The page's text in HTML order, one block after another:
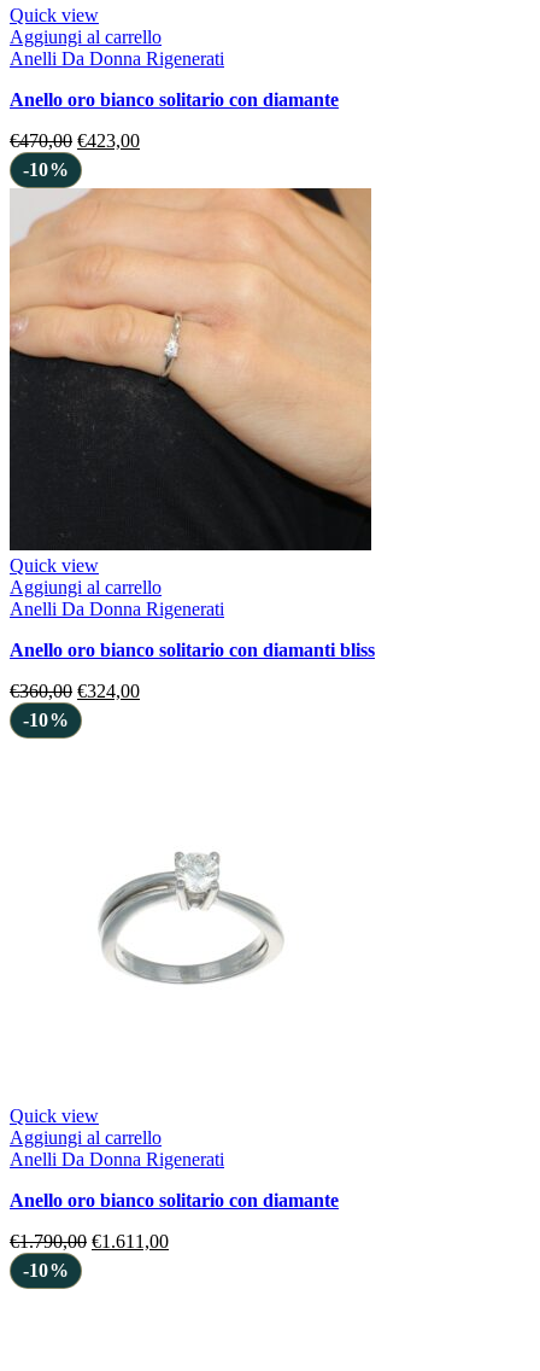
Quick view
Aggiungi al carrello
Anelli Da Donna Rigenerati
anello oro bianco solitario con diamante
€470,00 €423,00
-10%
Quick view
Aggiungi al carrello
Anelli Da Donna Rigenerati
anello oro bianco solitario con diamanti bliss
€360,00 €324,00
-10%
Quick view
Aggiungi al carrello
Anelli Da Donna Rigenerati
anello oro bianco solitario con diamante
€1.790,00 €1.611,00
-10%